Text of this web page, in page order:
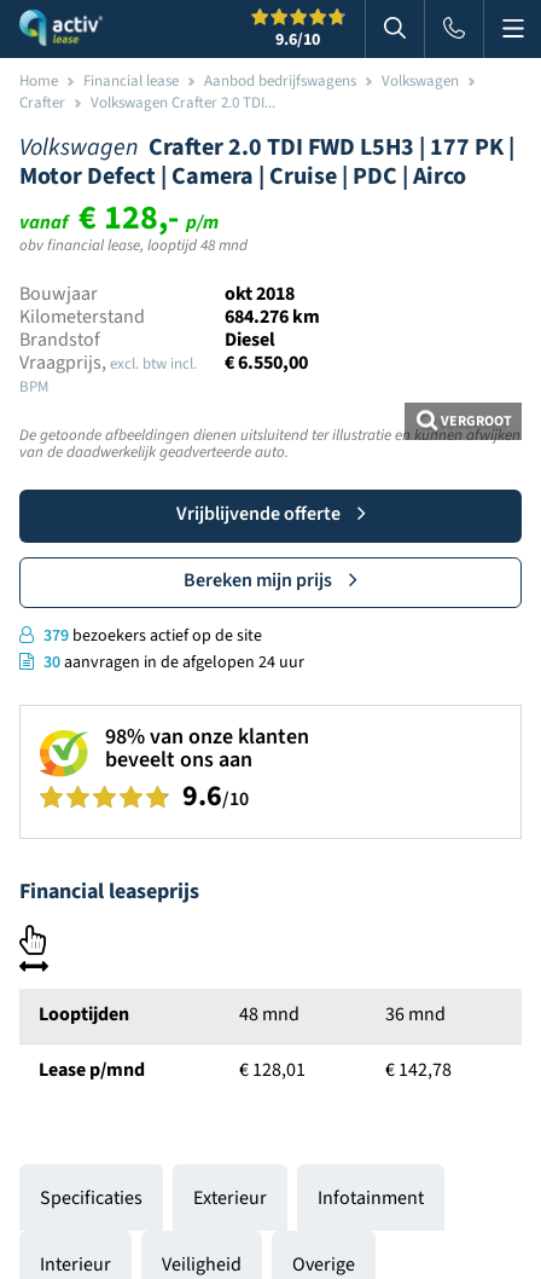
9.6/10 Zoeken in
Home Financial lease Aanbod bedrijfswagens
Volkswagen
Crafter
Volkswagen Crafter 2.0 TDI...
Volkswagen Crafter 2.0 TDI FWD L5H3 | 177 PK |
Motor Defect | Camera | Cruise | PDC | Airco
vanaf € 128,-p/m
obv financial lease, looptijd 48 mnd
Bouwjaar
okt 2018
Kilometerstand
684.276 km
Brandstof
Diesel
Vraagprijs, excl. btw incl.
BPM
€ 6.550,00
VERGROOT
De getoonde afbeeldingen dienen uitsluitend ter illustratie en kunnen afwijken
van de daadwerkelijk geadverteerde auto.
Vrijblijvende offerte
Bereken mijn prijs
379 bezoekers actief op de site
30aanvragen in de afgelopen 24 uur
98%van onze klanten
beveelt ons aan
9.6/10
Financial leaseprijs
Looptijden 48 mnd 36 mnd
Lease p/mnd € 128,01 € 142,78
Specificaties Exterieur Infotainment
Interieur Veiligheid Overige